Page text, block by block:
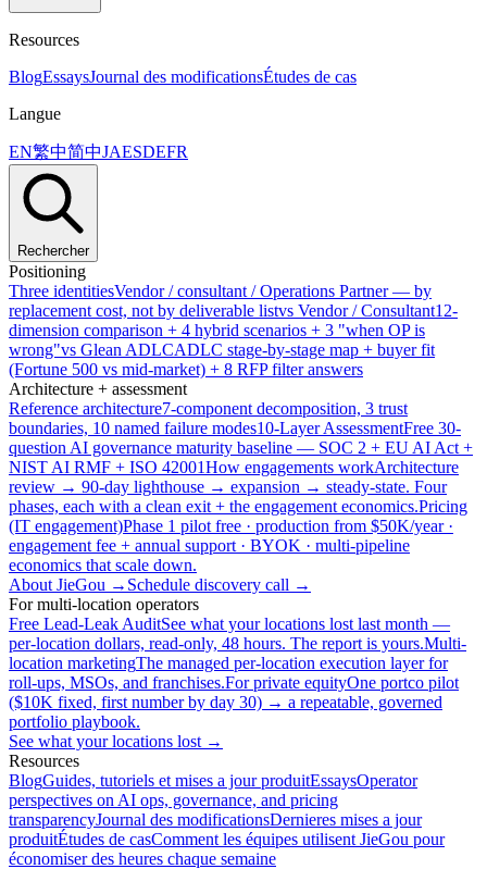
Resources
BlogEssaysJournal des modificationsÉtudes de cas
Langue
EN繁中简中JAESDEFR
Rechercher
Positioning
Three identitiesVendor / consultant / Operations Partner — by
replacement cost, not by deliverable listvs Vendor / Consultant12-
dimension comparison + 4 hybrid scenarios + 3 "when OP is
wrong"vs Glean ADLCADLC stage-by-stage map + buyer fit
(Fortune 500 vs mid-market) + 8 RFP filter answers
Architecture + assessment
Reference architecture7-component decomposition, 3 trust
boundaries, 10 named failure modes10-Layer AssessmentFree 30-
question AI governance maturity baseline — SOC 2 + EU AI Act +
NIST AI RMF + ISO 42001How engagements workArchitecture
review → 90-day lighthouse → expansion → steady-state. Four
phases, each with a clean exit + the engagement economics.Pricing
(IT engagement)Phase 1 pilot free · production from $50K/year ·
engagement fee + annual support · BYOK · multi-pipeline
economics that scale down.
About JieGou → Schedule discovery call →
For multi-location operators
Free Lead-Leak AuditSee what your locations lost last month —
per-location dollars, read-only, 48 hours. The report is yours.Multi-
location marketingThe managed per-location execution layer for
roll-ups, MSOs, and franchises.For private equityOne portco pilot
($10K fixed, first number by day 30) → a repeatable, governed
portfolio playbook.
See what your locations lost →
Resources
BlogGuides, tutoriels et mises a jour produitEssaysOperator
perspectives on AI ops, governance, and pricing
transparencyJournal des modificationsDernieres mises a jour
produitÉtudes de casComment les équipes utilisent JieGou pour
économiser des heures chaque semaine